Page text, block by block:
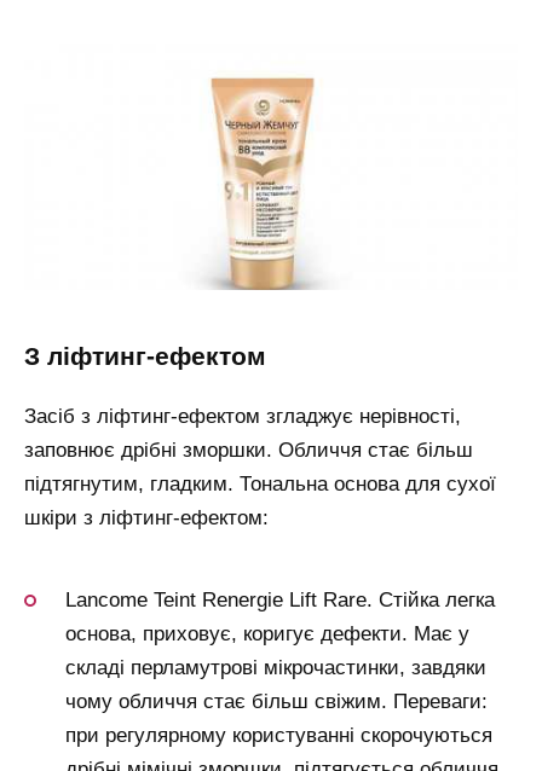
з ліфтинг-ефектом
Засіб з ліфтинг-ефектом згладжує нерівності,
заповнює дрібні зморшки. Обличчя стає більш
підтягнутим, гладким. Тональна основа для сухої
шкіри з ліфтинг-ефектом:
Lancome Teint Renergie Lift Rare. Стійка легка
основа, приховує, коригує дефекти. Має у
складі перламутрові мікрочастинки, завдяки
чому обличчя стає більш свіжим. Переваги:
при регулярному користуванні скорочуються